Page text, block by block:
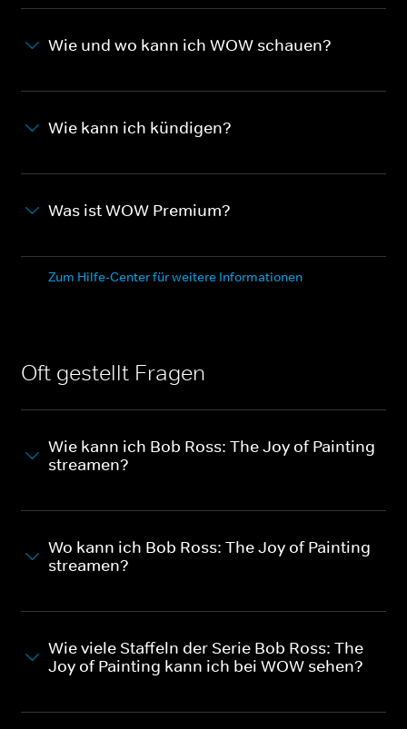
Wie und wo kann ich WOW schauen?
Wie kann ich kündigen?
Was ist WOW Premium?
Zum Hilfe-Center für weitere Informationen
Oft gestellt Fragen
Wie kann ich Bob Ross: The Joy of Painting
streamen?
Wo kann ich Bob Ross: The Joy of Painting
streamen?
Wie viele Staffeln der Serie Bob Ross: The
Joy of Painting kann ich bei WOW sehen?